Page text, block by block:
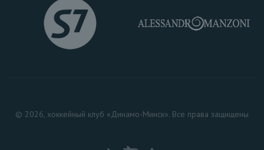
© 2026, хоккейный клуб «Динамо-Минск». Все права защищены